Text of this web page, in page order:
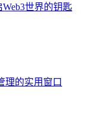
世界的钥匙
理的实用窗口